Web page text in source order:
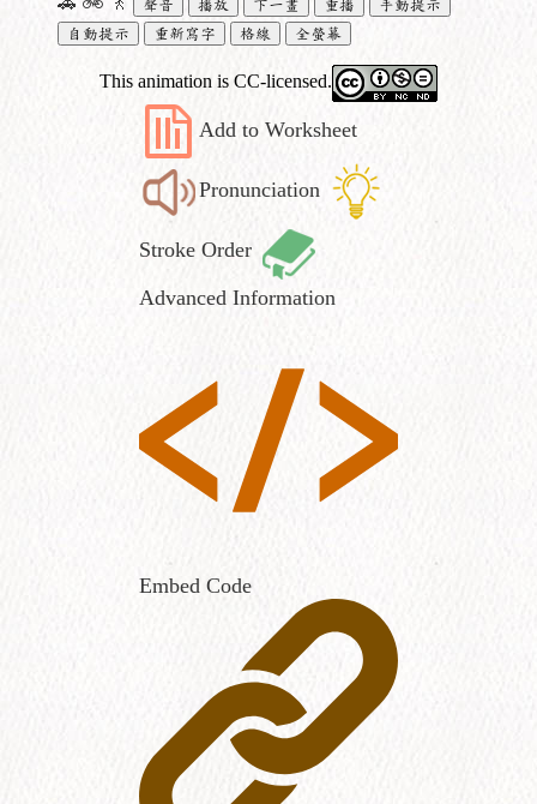
🚗 🚲 🚶 聲音 播放 下一畫 重播
手動提示
自動提示
重新寫字 格線 全螢幕
This animation is CC-licensed.
Add to Worksheet
Pronunciation
Stroke Order
Advanced Information
Embed Code